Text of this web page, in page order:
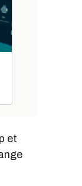
et